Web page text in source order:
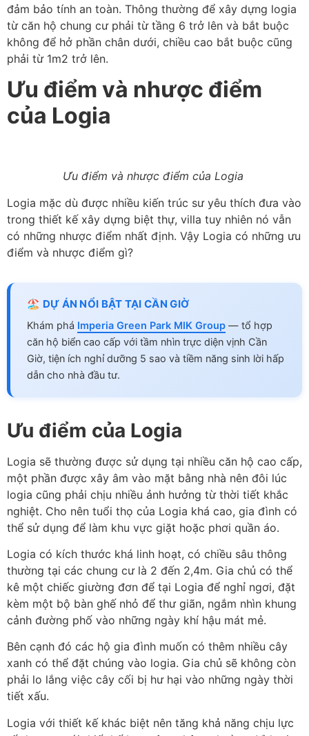
đảm bảo tính an toàn. Thông thường để xây dựng logia
từ căn hộ chung cư phải từ tầng 6 trở lên và bắt buộc
không để hở phần chân dưới, chiều cao bắt buộc cũng
phải từ 1m2 trở lên.
Ưu điểm và nhược điểm
của Logia
Ưu điểm và nhược điểm của Logia
Logia mặc dù được nhiều kiến trúc sư yêu thích đưa vào
trong thiết kế xây dựng biệt thự, villa tuy nhiên nó vẫn
có những nhược điểm nhất định. Vậy Logia có những ưu
điểm và nhược điểm gì?
🏖️ DỰ ÁN NỔI BẬT TẠI CẦN GIỜ
Khám phá Imperia Green Park MIK Group — tổ hợp
căn hộ biển cao cấp với tầm nhìn trực diện vịnh Cần
Giờ, tiện ích nghỉ dưỡng 5 sao và tiềm năng sinh lời hấp
dẫn cho nhà đầu tư.
Ưu điểm của Logia
Logia sẽ thường được sử dụng tại nhiều căn hộ cao cấp,
một phần được xây âm vào mặt bằng nhà nên đôi lúc
logia cũng phải chịu nhiều ảnh hưởng từ thời tiết khắc
nghiệt. Cho nên tuổi thọ của Logia khá cao, gia đình có
thể sử dụng để làm khu vực giặt hoặc phơi quần áo.
Logia có kích thước khá linh hoạt, có chiều sâu thông
thường tại các chung cư là 2 đến 2,4m. Gia chủ có thể
kê một chiếc giường đơn để tại Logia để nghỉ ngơi, đặt
kèm một bộ bàn ghế nhỏ để thư giãn, ngắm nhìn khung
cảnh đường phố vào những ngày khí hậu mát mẻ.
Bên cạnh đó các hộ gia đình muốn có thêm nhiều cây
xanh có thể đặt chúng vào logia. Gia chủ sẽ không còn
phải lo lắng việc cây cối bị hư hại vào những ngày thời
tiết xấu.
Logia với thiết kế khác biệt nên tăng khả năng chịu lực